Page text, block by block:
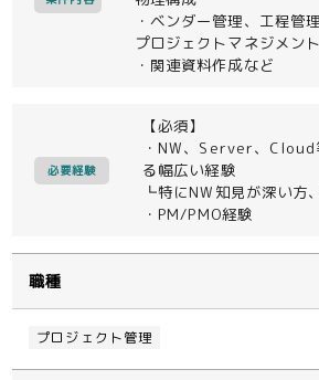
・ベンダー管理、工程管
プロジェクトマネジメント
・関連資料作成など
必要経験
【必須】
・NW、Server、
る幅広い経験
┗特にNW知見が深い方
・PM/PMO経験
職種
プロジェクト管理